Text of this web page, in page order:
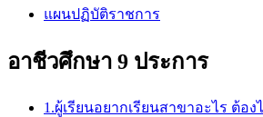
แผนปฏิบัติราชการ
อาชีวศึกษา 9 ประการ
1.ผู้เรียนอยากเรียนสาขาอะไร ต้อ